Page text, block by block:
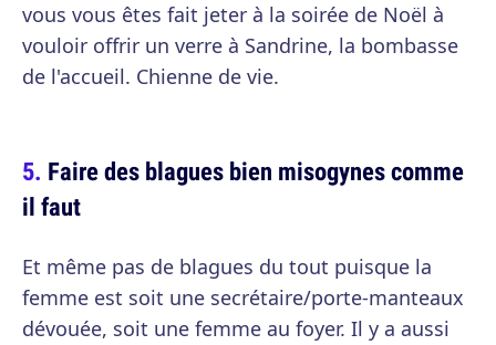
vous vous êtes fait jeter à la soirée de Noël à
vouloir offrir un verre à Sandrine, la bombasse
de l'accueil. Chienne de vie.
Faire des blagues bien misogynes comme
il faut
Et même pas de blagues du tout puisque la
femme est soit une secrétaire/porte-manteaux
dévouée, soit une femme au foyer. Il y a aussi